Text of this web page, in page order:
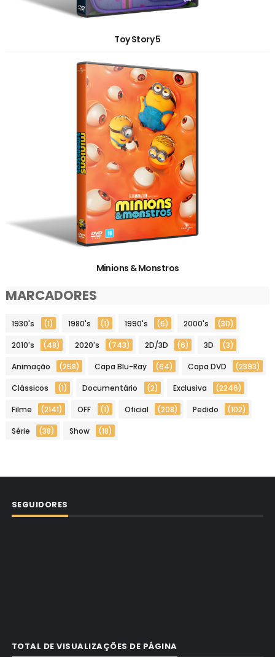
Toy Story 5
Minions & Monstros
MARCADORES
1930's (1) 1980's (1) 1990's (6) 2000's (30)
2010's (48) 2020's (743) 2D/3D (6) 3D (3)
Animação (258) Capa Blu-Ray (64) Capa DVD (2393)
Clássicos (1) Documentário (2) Exclusiva (2246)
Filme (2141) OFF (1) Oficial (208) Pedido (102)
Série (38) Show (18)
SEGUIDORES
TOTAL DE VISUALIZAÇÕES DE PÁGINA